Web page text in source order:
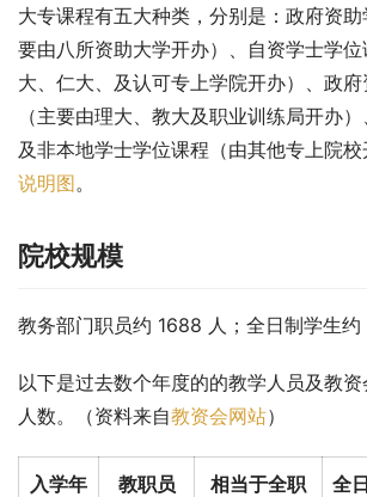
大专课程有五大种类，分别是：政府资
要由八所资助大学开办）、自资学士学
大、仁大、及认可专上学院开办）、政
（主要由理大、教大及职业训练局开办
及非本地学士学位课程（由其他专上院校
说明图。
院校规模
教务部门职员约 1688 人；全日制学生约
以下是过去数个年度的的教学人员及教
人数。（资料来自教资会网站）
入学年
教职员
相当于全职
全